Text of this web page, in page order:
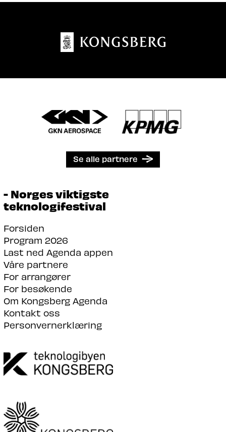
Se alle partnere
- Norges viktigste
teknologifestival
Forsiden
Program 2026
Last ned Agenda appen
Våre partnere
For arrangører
For besøkende
Om Kongsberg Agenda
Kontakt oss
Personvernerklæring